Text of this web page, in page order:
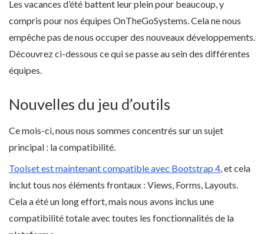
Les vacances d’été battent leur plein pour beaucoup, y
compris pour nos équipes OnTheGoSystems. Cela ne nous
empêche pas de nous occuper des nouveaux développements.
Découvrez ci-dessous ce qui se passe au sein des différentes
équipes.
Nouvelles du jeu d’outils
Ce mois-ci, nous nous sommes concentrés sur un sujet
principal : la compatibilité.
Toolset est maintenant compatible avec Bootstrap 4, et cela
inclut tous nos éléments frontaux : Views, Forms, Layouts.
Cela a été un long effort, mais nous avons inclus une
compatibilité totale avec toutes les fonctionnalités de la